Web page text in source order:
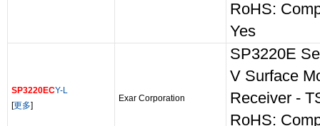
RoHS:
Yes
SP3220ECY-L
[更多]
Exar Corporation
SP3220E
V Surface
Receiver -
RoHS: